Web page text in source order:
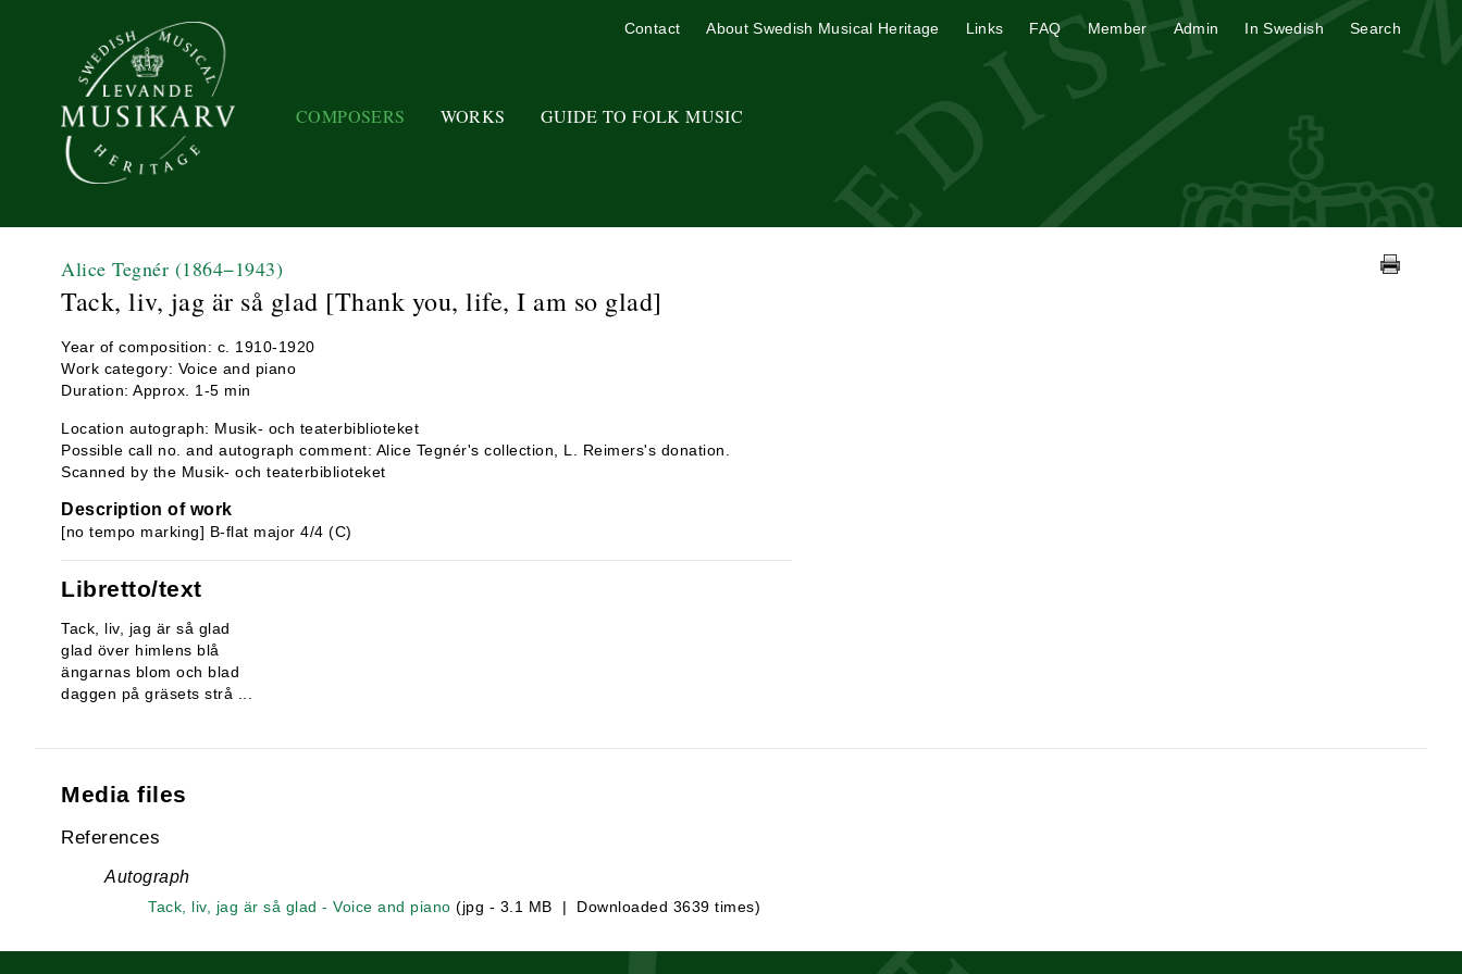
COMPOSERS WORKS GUIDE TO FOLK MUSIC
Contact About Swedish Musical Heritage Links FAQ Member Admin In Swedish Search
Alice Tegnér (1864−1943)
Tack, liv, jag är så glad [Thank you, life, I am so glad]
Year of composition: c. 1910-1920
Work category: Voice and piano
Duration: Approx. 1-5 min
Location autograph: Musik- och teaterbiblioteket
Possible call no. and autograph comment: Alice Tegnér's collection, L. Reimers's donation.
Scanned by the Musik- och teaterbiblioteket
Description of work
[no tempo marking] B-flat major 4/4 (C)
Libretto/text
Tack, liv, jag är så glad
glad över himlens blå
ängarnas blom och blad
daggen på gräsets strå ...
Media files
References
Autograph
Tack, liv, jag är så glad - Voice and piano (jpg - 3.1 MB | Downloaded 3639 times)